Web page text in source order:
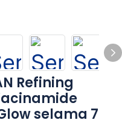
Refining
selama 7